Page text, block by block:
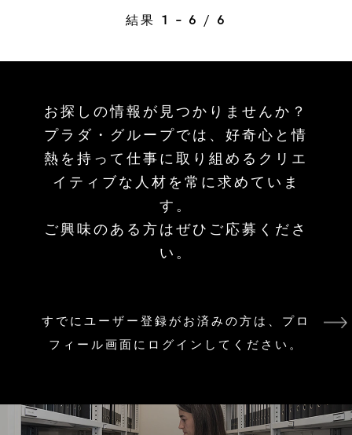
結果 1 – 6 / 6
お探しの情報が見つかりませんか？
プラダ・グループでは、好奇心と情
熱を持って仕事に取り組めるクリエ
イティブな人材を常に求めていま
す。
ご興味のある方はぜひご応募くださ
い。
すでにユーザー登録がお済みの方は、プロ
フィール画面にログインしてください。